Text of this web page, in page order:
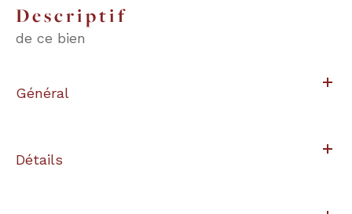
descriptif
de ce bien
Général
Détails